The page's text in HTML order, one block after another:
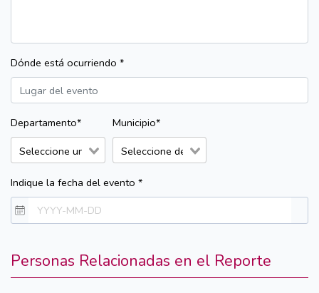
Dónde está ocurriendo *
Departamento* Municipio*
Indique la fecha del evento *
Personas Relacionadas en el Reporte